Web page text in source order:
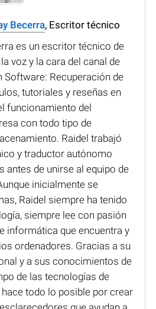
Becerra, Escritor técnico
es un escritor técnico de
voz y la cara del canal de
Software: Recuperación de
tutoriales y reseñas en
funcionamiento del
con todo tipo de
Raidel trabajó
y traductor autónomo
antes de unirse al equipo de
inicialmente se
Raidel siempre ha tenido
siempre lee con pasión
informática que encuentra y
ordenadores. Gracias a su
y a sus conocimientos de
de las tecnologías de
todo lo posible por crear